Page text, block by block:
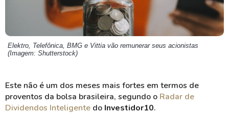
Elektro, Telefônica, BMG e Vittia vão remunerar seus acionistas
(Imagem: Shutterstock)
Este não é um dos meses mais fortes em termos de
proventos da bolsa brasileira, segundo o Radar de
Dividendos Inteligente do Investidor10.